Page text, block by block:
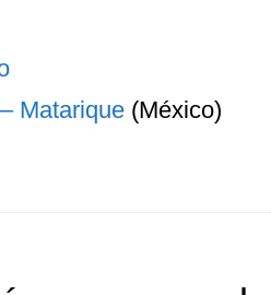
Matarique (México)